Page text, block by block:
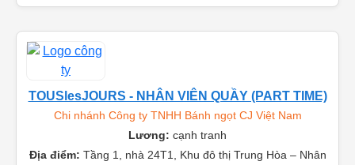
Hạn nộp:30/6/2026
TOUSlesJOURS - NHÂN VIÊN QUẦY (PART TIME)
Chi nhánh Công ty TNHH Bánh ngọt CJ Việt Nam
Lương:cạnh tranh